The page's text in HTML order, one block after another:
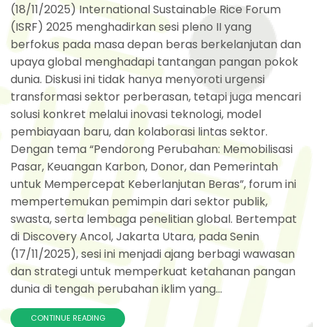
(18/11/2025) International Sustainable Rice Forum
(ISRF) 2025 menghadirkan sesi pleno II yang
berfokus pada masa depan beras berkelanjutan dan
upaya global menghadapi tantangan pangan pokok
dunia. Diskusi ini tidak hanya menyoroti urgensi
transformasi sektor perberasan, tetapi juga mencari
solusi konkret melalui inovasi teknologi, model
pembiayaan baru, dan kolaborasi lintas sektor.
Dengan tema “Pendorong Perubahan: Memobilisasi
Pasar, Keuangan Karbon, Donor, dan Pemerintah
untuk Mempercepat Keberlanjutan Beras”, forum ini
mempertemukan pemimpin dari sektor publik,
swasta, serta lembaga penelitian global. Bertempat
di Discovery Ancol, Jakarta Utara, pada Senin
(17/11/2025), sesi ini menjadi ajang berbagi wawasan
dan strategi untuk memperkuat ketahanan pangan
dunia di tengah perubahan iklim yang...
CONTINUE READING